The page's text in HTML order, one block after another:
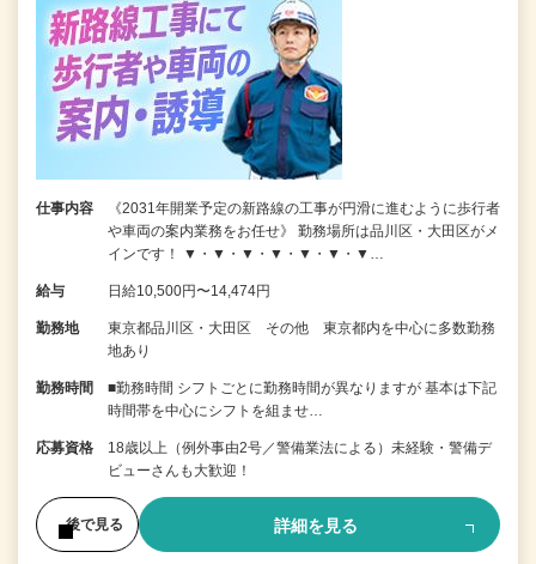
仕事内容
《2031年開業予定の新路線の工事が円滑に進むように歩行者
や車両の案内業務をお任せ》 勤務場所は品川区・大田区がメ
インです！ ▼・▼・▼・▼・▼・▼・▼…
給与 日給10,500円〜14,474円
勤務地
東京都品川区・大田区 その他 東京都内を中心に多数勤務
地あり
勤務時間
■勤務時間 シフトごとに勤務時間が異なりますが 基本は下記
時間帯を中心にシフトを組ませ…
応募資格
18歳以上（例外事由2号／警備業法による）未経験・警備デ
ビューさんも大歓迎！
後で見る 詳細を見る